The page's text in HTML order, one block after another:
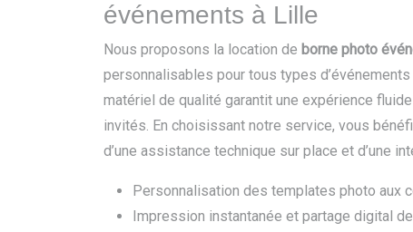
événements à Lille
Nous proposons la location de borne photo
personnalisables pour tous types
matériel de qualité garantit une expérience
invités. En choisissant notre service, vous
d’une assistance technique sur place et d’une
Personnalisation des templates photo aux
Impression instantanée et partage digital